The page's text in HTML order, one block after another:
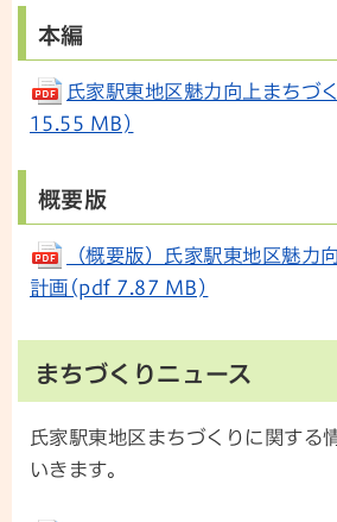
本編
氏家駅東地区魅力向上まちづ
15.55 MB)
概要版
（概要版）氏家駅東地区魅力
計画(pdf 7.87 MB)
まちづくりニュース
氏家駅東地区まちづくりに関する
いきます。